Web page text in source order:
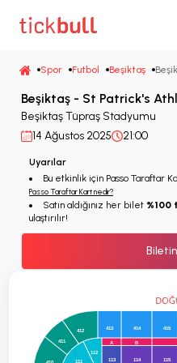
Spor Futbol Beşiktaş
A B
114 115
113
413 414 415
111
112
411
412
Beşiktaş - St Patrick's
Beşiktaş Tüpraş Stadyumu
14 Ağustos 2025
21:00
Uyarılar
Bu etkinlik için Passo Taraftar
Passo Taraftar Kart nedir?
Satın aldığınız her bilet
ulaştırılır!